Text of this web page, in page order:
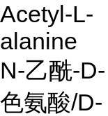
Acetyl-L-
alanine
N-乙酰-D-
色氨酸/D-